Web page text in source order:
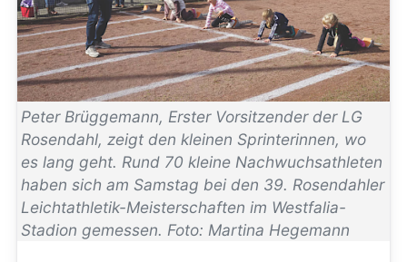
Peter Brüggemann, Erster Vorsitzender der LG
Rosendahl, zeigt den kleinen Sprinterinnen, wo
es lang geht. Rund 70 kleine Nachwuchsathleten
haben sich am Samstag bei den 39. Rosendahler
Leichtathletik-Meisterschaften im Westfalia-
Stadion gemessen. Foto: Martina Hegemann